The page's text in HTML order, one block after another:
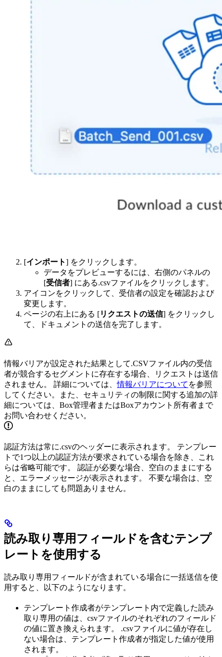
[インポート] をクリックします。
データをプレビューするには、右側のパネルの
[受信者] にある.csvファイルをクリックします。
アイコンをクリックして、受信者の設定を確認および
変更します。
ページの右上にある [リクエストの送信] をクリックし
て、ドキュメントの送信を完了します。
情報バリアが設定された結果として.CSVファイル内の受信
者が競合するセグメントに存在する場合、リクエストは送信
されません。 詳細については、情報バリアについて を参照
してください。また、セキュリティの制限に関する追加の詳
細については、Box管理者またはBoxアカウント所有者まで
お問い合わせください。
認証方法は常に.csvのヘッダーに表示されます。 テンプレー
トで1つ以上の認証方法が要求されている場合を除き、これ
らは省略可能です。 認証が必要な場合、空白のままにする
と、エラーメッセージが表示されます。 不要な場合は、空
白のままにしても問題ありません。
読み取り専用フィールドを含むテンプ
レートを使用する
読み取り専用フィールドが含まれている場合に一括送信を使
用すると、以下のようになります。
テンプレート作成者がテンプレート内で定義した読み
取り専用の値は、csvファイルのそれぞれのフィールド
の値に置き換えられます。 .csvファイルに値が存在し
ない場合は、テンプレート作成者が指定した値が使用
されます。